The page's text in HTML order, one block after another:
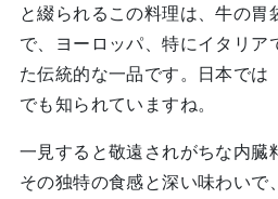
と綴られるこの料理は、牛の胃
で、ヨーロッパ、特にイタリア
た伝統的な一品です。日本では
でも知られていますね。
一見すると敬遠されがちな内臓
その独特の食感と深い味わいで